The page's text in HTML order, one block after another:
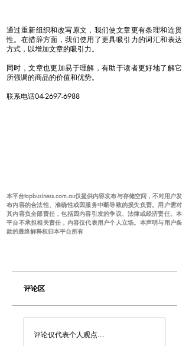
通过重新组织和改写原文，我们使文章更有条理和连贯
性。在措辞方面，我们使用了更具吸引力的词汇和表达
方式，以增加文章的吸引力。
同时，文章也更加易于理解，有助于读者更好地了解它
所强调的商品的价值和优势。
联系电话04-2697-6988
本平台topbusiness.com.au仅提供内容发布与存储空间，不对用户发
布内容的合法性、准确性或因服务中断导致的损失负责。用户需对
其内容负全部责任，包括因内容引发的争议、法律或经济责任。本
平台不承担相关责任，内容仅代表用户个人立场。本声明与用户条
款的最终解释权归本平台所有
评论区
评论仅代表个人观点...